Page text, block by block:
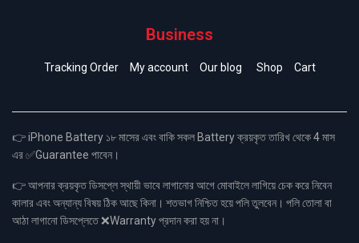
Business
Tracking Order My account Our blog Shop Cart
👉 iPhone Battery ১৮ মাসের এবং বাকি সকল Battery ক্রয়কৃত তারিখ থেকে 4 মাস
এর ✅Guarantee পাবেন।
👉 আপনার ক্রয়কৃত ডিসপ্লে স্থায়ী ভাবে লাগানোর আগে মোবাইলে লাগিয়ে চেক করে নিবেন
কালার এবং অন্যান্য বিষয় ঠিক আছে কিনা। শতভাগ নিশ্চিত হয়ে পলি তুলবেন। পলি তোলা বা
আঠা লাগানো ডিসপ্লেতে ❌Warranty প্রদান করা হয় না।